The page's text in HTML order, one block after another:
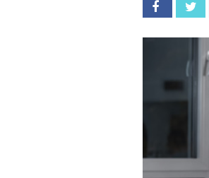
Facebook